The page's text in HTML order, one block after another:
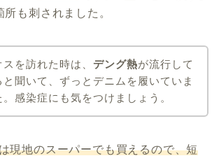
も刺されました。
スを訪れた時は、 デング熱が流行して
と聞いて、ずっとデニムを履いていま
。感染症にも気をつけましょう。
現地のスーパーでも買えるので、短